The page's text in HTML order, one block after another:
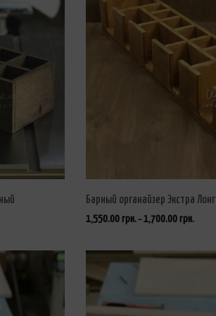
Барный органайзер Экстра Лонг
1,550.00 грн.–1,700.00 грн.